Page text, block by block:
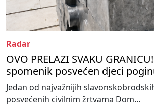
Radar
OVO PRELAZI SVAKU
spomenik posvećen djeci
Jedan od najvažnijih
posvećenih civilnim žrtvama Dom...